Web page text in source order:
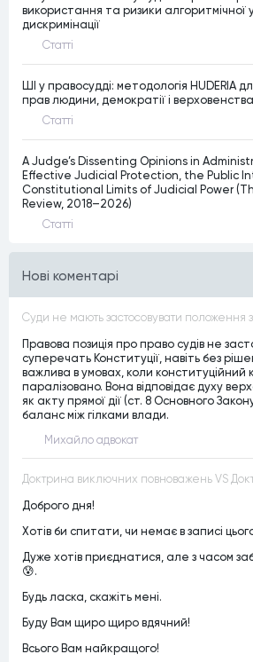
використання та ризики алгоритмічної
дискримінації
Статтi
ШІ у правосудді: методологія HUDERIA
прав людини, демократії і
Статтi
A Judge’s Dissenting Opinions in
Effective Judicial Protection, the Public
Constitutional Limits of Judicial Power
Review, 2018–2026)
Статтi
Нові коментарі
Правова позиція про право судів не
суперечать Конституції, навіть без
важлива в умовах, коли
паралізовано. Вона відповідає духу
як акту прямої дії (ст. 8 Основного
баланс між гілками влади.
Михайло адвокат
Доброго дня!
Хотів би спитати, чи немає в записі
Дуже хотів приєднатися, але з часом
😰.
Будь ласка, скажіть мені.
Буду Вам щиро щиро вдячний!
Всього Вам найкращого!